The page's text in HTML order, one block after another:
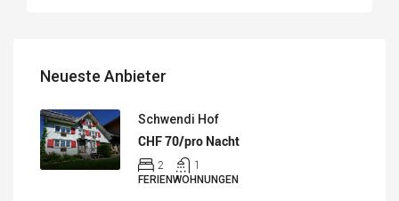
Neueste Anbieter
Schwendi Hof
CHF 70/pro Nacht
2 1
FERIENWOHNUNGEN